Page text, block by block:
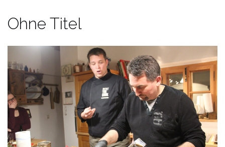
Ohne Titel